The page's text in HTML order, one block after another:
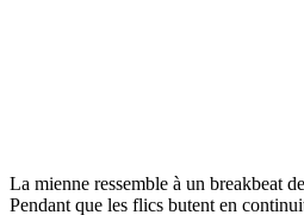
La mienne ressemble à un breakbeat
Pendant que les flics butent en